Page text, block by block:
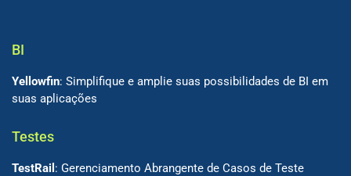
BI
Yellowfin: Simplifique e amplie suas possibilidades de BI em
suas aplicações
Testes
TestRail : Gerenciamento Abrangente de Casos de Teste